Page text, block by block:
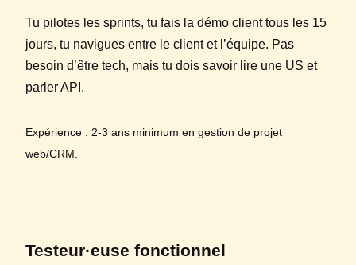
Tu pilotes les sprints, tu fais la démo client tous les 15
jours, tu navigues entre le client et l’équipe. Pas
besoin d’être tech, mais tu dois savoir lire une US et
parler API.
Expérience : 2-3 ans minimum en gestion de projet
web/CRM.
Testeur·euse fonctionnel